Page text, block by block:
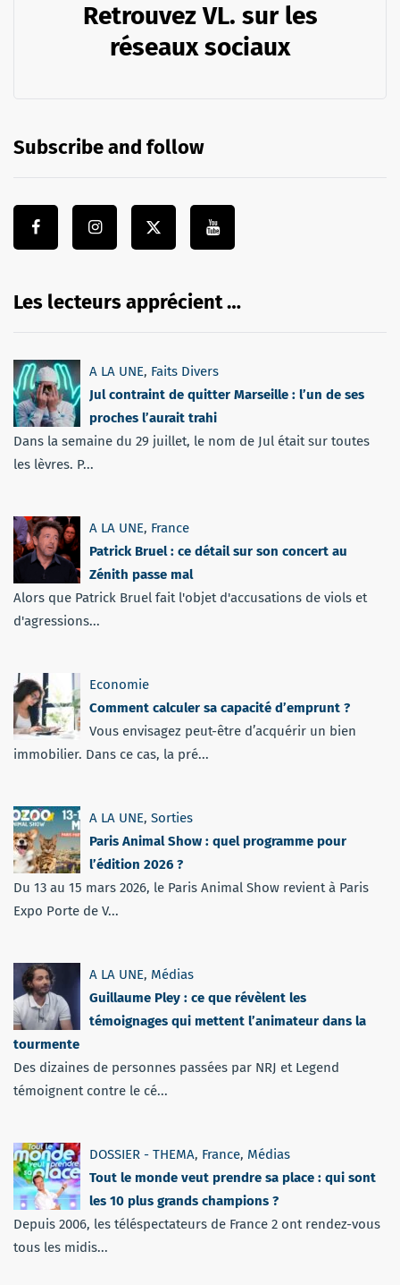
Retrouvez VL. sur les
réseaux sociaux
Subscribe and follow
Les lecteurs apprécient …
A LA UNE, Faits Divers
Jul contraint de quitter Marseille : l’un de ses
proches l’aurait trahi
Dans la semaine du 29 juillet, le nom de Jul était sur toutes
les lèvres. P...
A LA UNE, France
Patrick Bruel : ce détail sur son concert au
Zénith passe mal
Alors que Patrick Bruel fait l'objet d'accusations de viols et
d'agressions...
Economie
Comment calculer sa capacité d’emprunt ?
Vous envisagez peut-être d’acquérir un bien
immobilier. Dans ce cas, la pré...
A LA UNE, Sorties
Paris Animal Show : quel programme pour
l’édition 2026 ?
Du 13 au 15 mars 2026, le Paris Animal Show revient à Paris
Expo Porte de V...
A LA UNE, Médias
Guillaume Pley : ce que révèlent les
témoignages qui mettent l’animateur dans la
tourmente
Des dizaines de personnes passées par NRJ et Legend
témoignent contre le cé...
DOSSIER - THEMA, France, Médias
Tout le monde veut prendre sa place : qui sont
les 10 plus grands champions ?
Depuis 2006, les téléspectateurs de France 2 ont rendez-vous
tous les midis...